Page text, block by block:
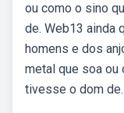
ou como o sino
de. Web13 ainda
homens e dos
metal que soa ou
tivesse o dom de.